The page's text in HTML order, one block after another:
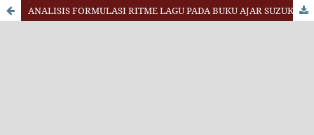
ANALISIS FORMULASI RITME LAGU PADA BUKU AJAR SUZUKI VIOLIN METHOD VOL. I